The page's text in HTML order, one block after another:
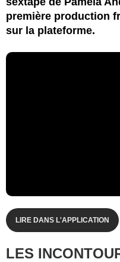
première production
sur la plateforme.
LIRE DANS L'APPLICATION
LES